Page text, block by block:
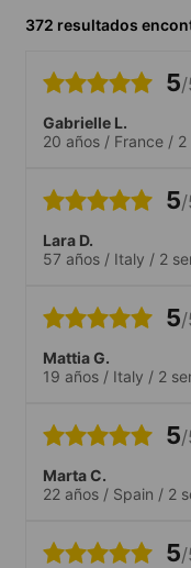
372 resultados
5/
Gabrielle L.
20 años / France / 2
5/
Lara D.
57 años / Italy / 2
5/
Mattia G.
19 años / Italy / 2
5/
Marta C.
22 años / Spain / 2
5/